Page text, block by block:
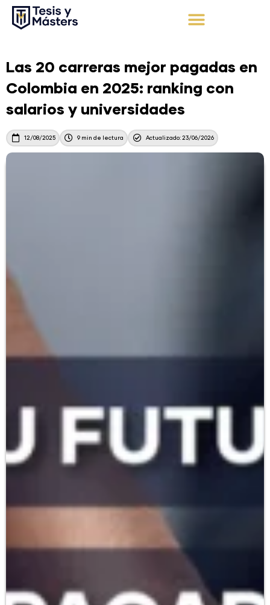
Las 20 carreras mejor pagadas en
Colombia en 2025: ranking con
salarios y universidades
12/08/2025 9 min de lectura Actualizado: 23/06/2026